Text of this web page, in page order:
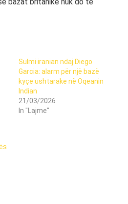
Sulmi iranian ndaj Diego
Garcia: alarm për një bazë
kyçe ushtarake në Oqeanin
Indian
21/03/2026
In "Lajme"